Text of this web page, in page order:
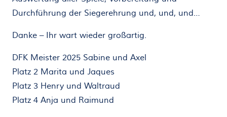
Durchführung der Siegerehrung und, und, und…
Danke – Ihr wart wieder großartig.
DFK Meister 2025 Sabine und Axel
Platz 2 Marita und Jaques
Platz 3 Henry und Waltraud
Platz 4 Anja und Raimund